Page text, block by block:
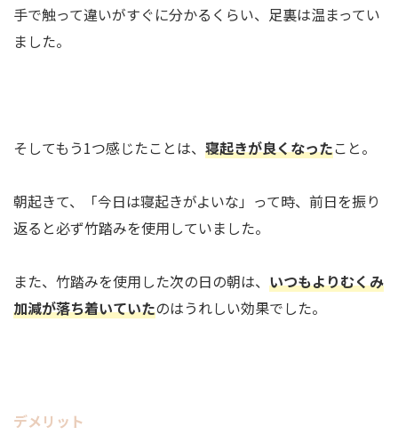
手で触って違いがすぐに分かるくらい、足裏は温まってい
ました。
そしてもう1つ感じたことは、 寝起きが良くなったこと。
朝起きて、「今日は寝起きがよいな」って時、前日を振り
返ると必ず竹踏みを使用していました。
また、竹踏みを使用した次の日の朝は、 いつもよりむくみ
加減が落ち着いていたのはうれしい効果でした。
デメリット